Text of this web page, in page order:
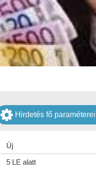
Hirdetés fő paraméterei
Új
5 LE alatt